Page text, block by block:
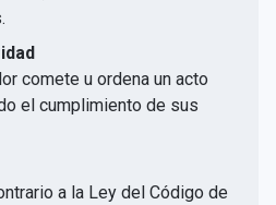
comete u ordena un acto
el cumplimiento de sus
a la Ley del Código de